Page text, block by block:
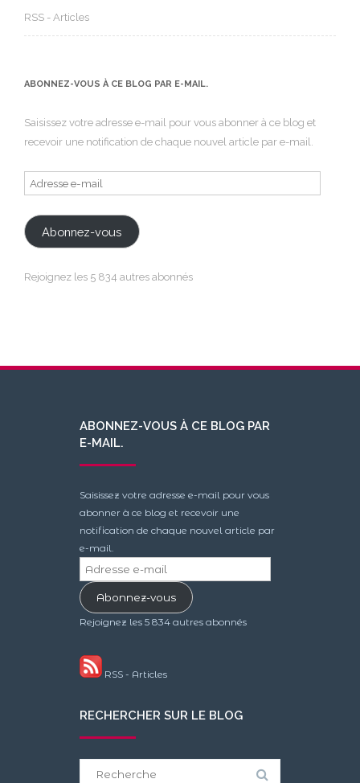
RSS - Articles
ABONNEZ-VOUS À CE BLOG PAR E-MAIL.
Saisissez votre adresse e-mail pour vous abonner à ce blog et
recevoir une notification de chaque nouvel article par e-mail.
Adresse
e-
mail
Abonnez-vous
Rejoignez les 5 834 autres abonnés
ABONNEZ-VOUS À CE BLOG PAR
E-MAIL.
Saisissez votre adresse e-mail pour vous
abonner à ce blog et recevoir une
notification de chaque nouvel article par
e-mail.
Adresse
e-
mailAbonnez-vous
Rejoignez les 5 834 autres abonnés
RSS - Articles
RECHERCHER SUR LE BLOG